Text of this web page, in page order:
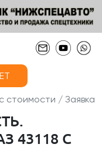
стоимости / Заявка
43118 С